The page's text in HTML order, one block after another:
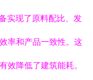
实现了原料配比、发
率和产品一致性。这
效降低了建筑能耗。